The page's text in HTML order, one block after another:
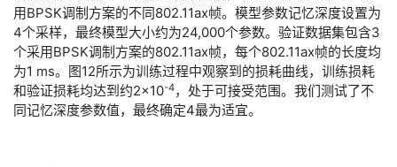
用BPSK调制方案的不同802.11ax帧。模型参数记忆深度设置为
4个采样，最终模型大小约为24,000个参数。验证数据集包含3
个采用BPSK调制方案的802.11ax帧，每个802.11ax帧的长度均
为1 ms。图12所示为训练过程中观察到的损耗曲线，训练损耗
和验证损耗均达到约2×10-4，处于可接受范围。我们测试了不
同记忆深度参数值，最终确定4最为适宜。